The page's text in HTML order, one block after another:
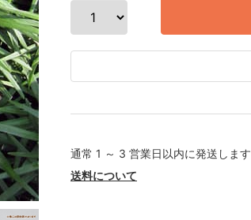
通常 1 ～ 3 営業日以内に発送します
送料について